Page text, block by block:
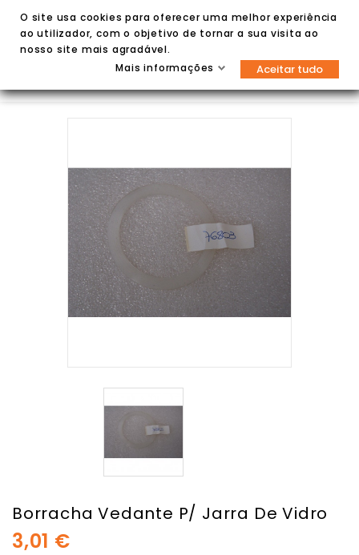

Borracha Vedante P/ Jarra De Vidro
3,01 €
O site usa cookies para oferecer uma melhor experiência
ao utilizador, com o objetivo de tornar a sua visita ao
nosso site mais agradável.
Mais informações
Aceitar tudo